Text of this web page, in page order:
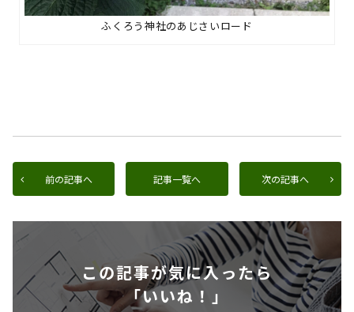
ふくろう神社のあじさいロード
前の記事へ 記事一覧へ 次の記事へ
この記事が気に入ったら
「いいね！」